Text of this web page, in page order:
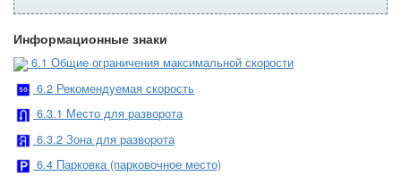
Информационные знаки
6.1 Общие ограничения максимальной скорости
6.2 Рекомендуемая скорость
6.3.1 Место для разворота
6.3.2 Зона для разворота
6.4 Парковка (парковочное место)